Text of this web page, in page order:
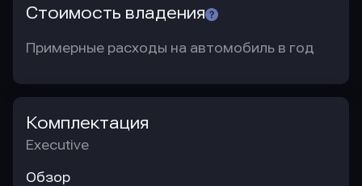
Стоимость владения
Примерные расходы на автомобиль в год
Комплектация
Executive
Обзор